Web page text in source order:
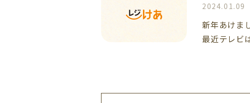
2024.01.09
新年あけま
最近テレビ